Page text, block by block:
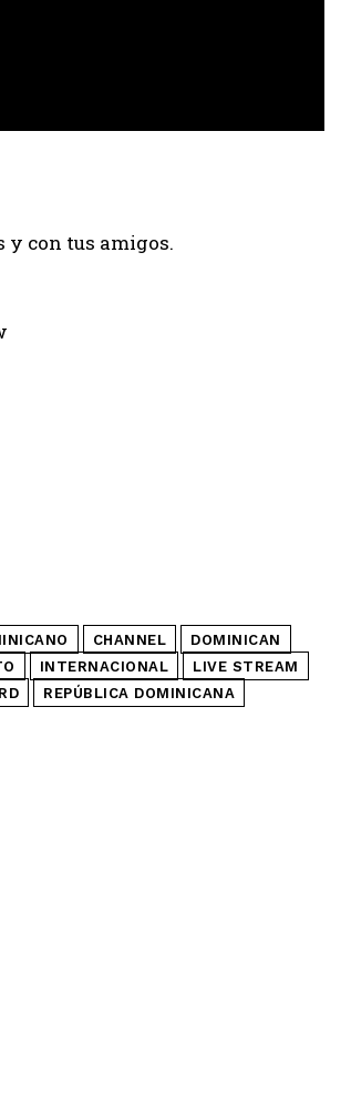
y con tus amigos.
CHANNEL
DOMINICAN
INTERNACIONAL
LIVE STREAM
RD
REPÚBLICA DOMINICANA